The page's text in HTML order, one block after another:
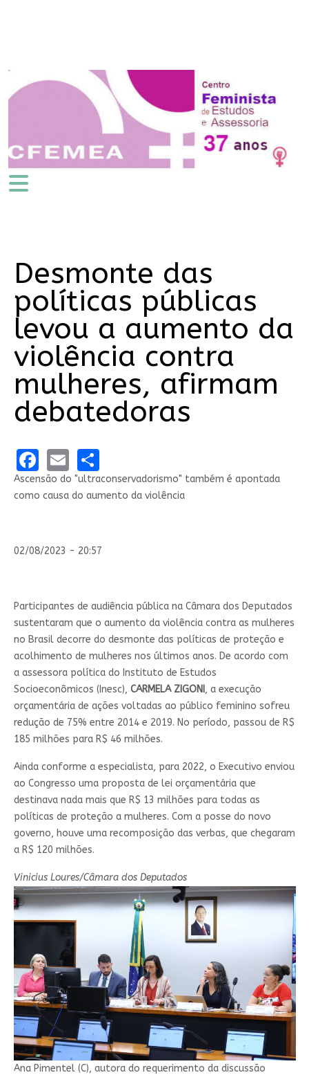
Desmonte das
políticas públicas
levou a aumento da
violência contra
mulheres, afirmam
debatedoras
Facebook
EmailShare
Ascensão do "ultraconservadorismo" também é apontada
como causa do aumento da violência
02/08/2023 - 20:57
Participantes de audiência pública na Câmara dos Deputados
sustentaram que o aumento da violência contra as mulheres
no Brasil decorre do desmonte das políticas de proteção e
acolhimento de mulheres nos últimos anos. De acordo com
a assessora política do Instituto de Estudos
Socioeconômicos (Inesc), CARMELA ZIGONI , a execução
orçamentária de ações voltadas ao público feminino sofreu
redução de 75% entre 2014 e 2019. No período, passou de R$
185 milhões para R$ 46 milhões.
Ainda conforme a especialista, para 2022, o Executivo enviou
ao Congresso uma proposta de lei orçamentária que
destinava nada mais que R$ 13 milhões para todas as
políticas de proteção a mulheres. Com a posse do novo
governo, houve uma recomposição das verbas, que chegaram
a R$ 120 milhões.
Vinicius Loures/Câmara dos Deputados
Ana Pimentel (C), autora do requerimento da discussão